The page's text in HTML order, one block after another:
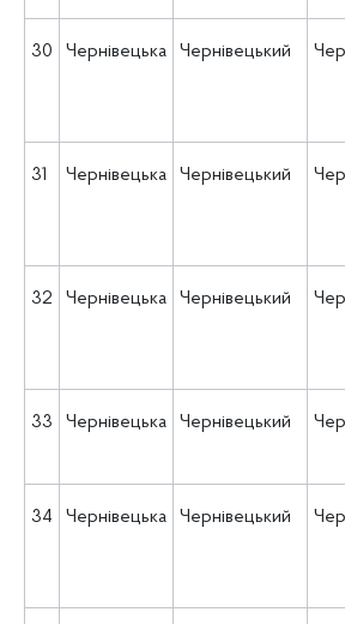
30 Чернівецька Чернівецький
31 Чернівецька Чернівецький
32 Чернівецька Чернівецький
33 Чернівецька Чернівецький
34 Чернівецька Чернівецький